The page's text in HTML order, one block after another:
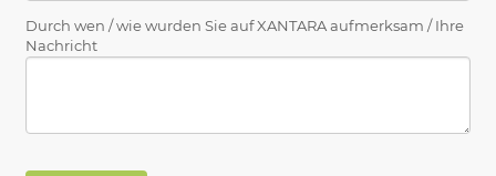
Durch wen / wie wurden Sie auf XANTARA aufmerksam / Ihre
Nachricht